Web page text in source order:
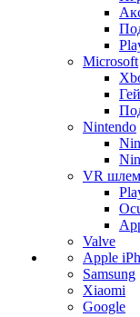
Microsoft
Nintendo
VR
Valve
Apple
Samsung
Xiaomi
Google